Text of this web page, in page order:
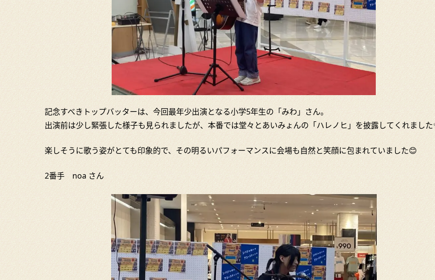
記念すべきトップバッターは、今回最年少出演となる小学5年生の「みわ」さん。
出演前は少し緊張した様子も見られましたが、本番では堂々とあいみょんの「ハレノヒ」を披露してくれました
楽しそうに歌う姿がとても印象的で、その明るいパフォーマンスに会場も自然と笑顔に包まれていました😊
2番手 noa さん